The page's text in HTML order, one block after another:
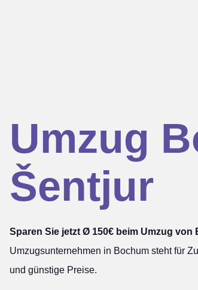
Umzug
Šentjur
Sparen Sie jetzt Ø 150€ beim Umzug
Umzugsunternehmen in Bochum steht für
und günstige Preise.